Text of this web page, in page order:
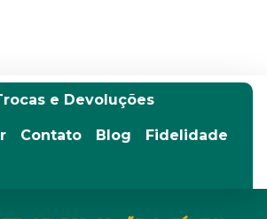
e Devoluções
Contato Blog Fidelidade